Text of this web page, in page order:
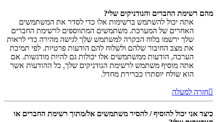
מהם רשימת החברים והנודניקים שלי?
אתה יכול להשתמש ברשימות אלו כדי לסדר את המשתמשים
האחרים של המערכת. משתמשים המתווספים לרשימת החברים
שלך ירשמו בלוח הבקרה למשתמש שלך לגישה מהירה כדי לראות
את מצב החיבור שלהם ולשלוח להם הודעות פרטיות. לפי תמיכת
הערכה, הודעות ממשתמשים אלו יכולות גם להיות מודגשות. אם
אתה מוסיף משתמש לרשימת הנודניקים שלך, כל ההודעות אשר
הוא שולח יוסתרו כברירת מחדל.
חזרה למעלה
כיצד אני יכול להוסיף / להסיר משתמשים אל/מתוך רשימת החברים או